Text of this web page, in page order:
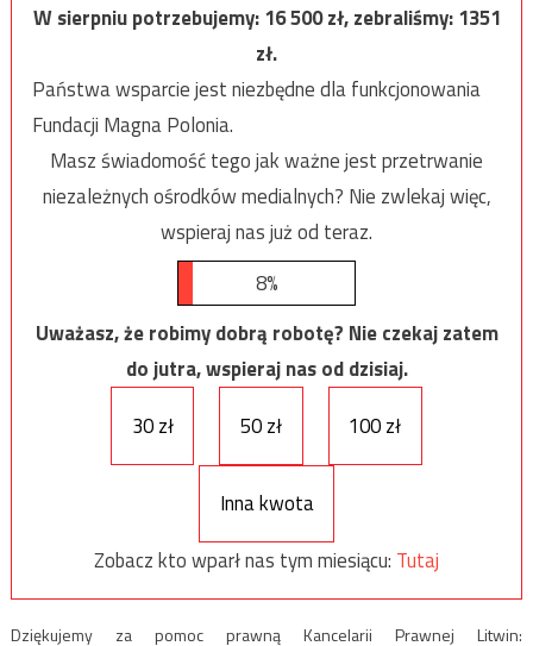
W sierpniu potrzebujemy:16 500zł, zebraliśmy:1351
zł.
Państwa wsparcie jest niezbędne dla funkcjonowania
Fundacji Magna Polonia.
Masz świadomość tego jak ważne jest przetrwanie
niezależnych ośrodków medialnych? Nie zwlekaj więc,
wspieraj nas już od teraz.
8%
Uważasz, że robimy dobrą robotę? Nie czekaj zatem
do jutra, wspieraj nas od dzisiaj.
30 zł
50 zł 100 zł
Inna kwota
Zobacz kto wparł nas tym miesiącu: Tutaj
Dziękujemy za pomoc prawną Kancelarii Prawnej Litwin: